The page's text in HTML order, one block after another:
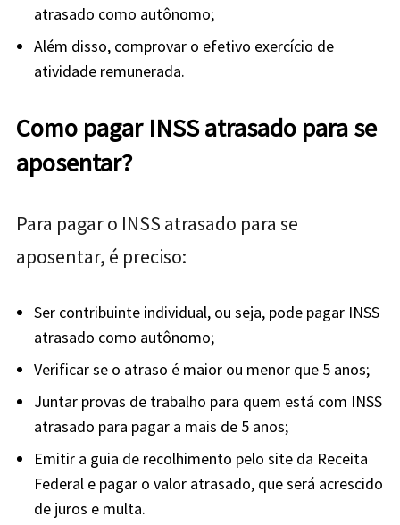
atrasado como autônomo;
Além disso, comprovar o efetivo exercício de
atividade remunerada.
Como pagar INSS atrasado para se
aposentar?
Para pagar o INSS atrasado para se
aposentar, é preciso:
Ser contribuinte individual, ou seja, pode pagar INSS
atrasado como autônomo;
Verificar se o atraso é maior ou menor que 5 anos;
Juntar provas de trabalho para quem está com INSS
atrasado para pagar a mais de 5 anos;
Emitir a guia de recolhimento pelo site da Receita
Federal e pagar o valor atrasado, que será acrescido
de juros e multa.